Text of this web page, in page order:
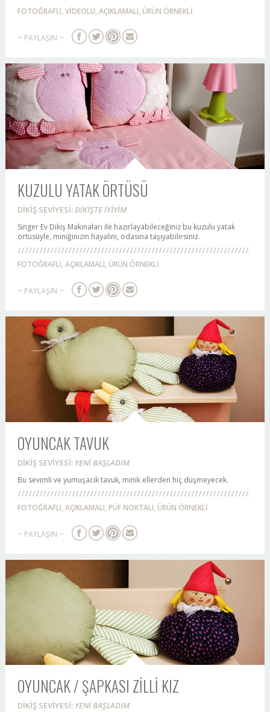
FOTOĞRAFLI, VİDEOLU, AÇIKLAMALI, ÜRÜN ÖRNEKLİ
~ PAYLAŞIN ~
KUZULU YATAK ÖRTÜSÜ
DİKİŞ SEVİYESİ:DİKİŞTE İYİYİM
Singer Ev Dikiş Makinaları ile hazırlayabileceğiniz bu kuzulu yatak
örtüsüyle, miniğinizin hayalini, odasına taşıyabilirsiniz.
FOTOĞRAFLI, AÇIKLAMALI, ÜRÜN ÖRNEKLİ
~ PAYLAŞIN ~
OYUNCAK TAVUK
DİKİŞ SEVİYESİ: YENİ BAŞLADIM
Bu sevimli ve yumuşacık tavuk, minik ellerden hiç düşmeyecek.
FOTOĞRAFLI, AÇIKLAMALI, PÜF NOKTALI, ÜRÜN ÖRNEKLİ
~ PAYLAŞIN ~
OYUNCAK / ŞAPKASI ZİLLİ KIZ
DİKİŞ SEVİYESİ: YENİ BAŞLADIM